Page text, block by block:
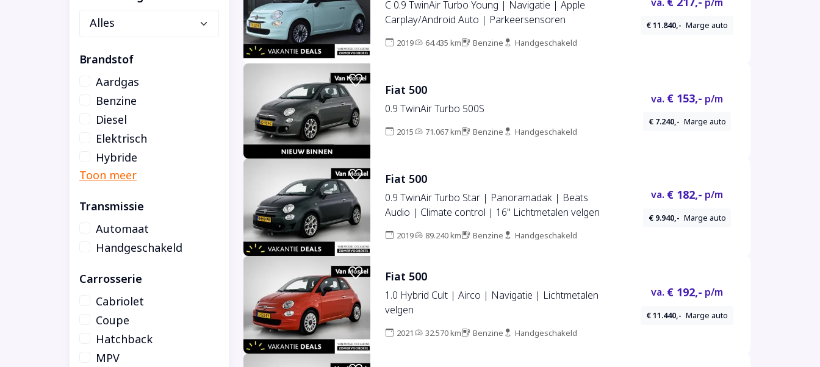
Brandstof
Aardgas
Benzine
Diesel
Elektrisch
Hybride
Transmissie
Automaat
Handgeschakeld
Carrosserie
Cabriolet
Coupe
Hatchback
MPV
C 0.9 TwinAir Turbo Young | Navigatie | Apple
Carplay/Android Auto | Parkeersensoren
2019 64.435 km Benzine Handgeschakeld
€ 11.840,- Marge auto
Fiat 500
0.9 TwinAir Turbo 500S
2015 71.067 km Benzine Handgeschakeld
va. € 153,- p/m
€ 7.240,- Marge auto
Fiat 500
0.9 TwinAir Turbo Star | Panoramadak | Beats
Audio | Climate control | 16" Lichtmetalen velgen
2019 89.240 km Benzine Handgeschakeld
va. € 182,- p/m
€ 9.940,- Marge auto
Fiat 500
1.0 Hybrid Cult | Airco | Navigatie | Lichtmetalen
velgen
2021 32.570 km Benzine Handgeschakeld
va. € 192,- p/m
€ 11.440,- Marge auto